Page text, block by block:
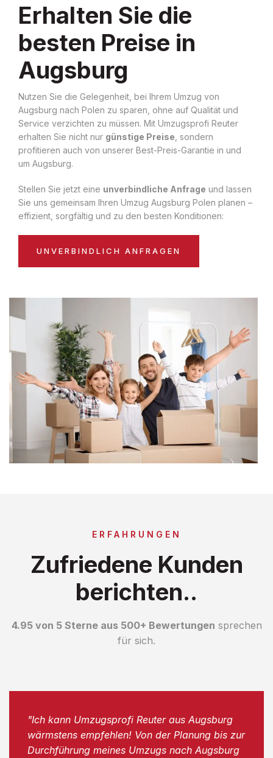
Erhalten Sie die
besten Preise in
Augsburg
Nutzen Sie die Gelegenheit, bei Ihrem Umzug von
Augsburg nach Polen zu sparen, ohne auf Qualität und
Service verzichten zu müssen. Mit Umzugsprofi Reuter
erhalten Sie nicht nur günstige Preise , sondern
profitieren auch von unserer Best-Preis-Garantie in und
um Augsburg.
Stellen Sie jetzt eine unverbindliche Anfrage und lassen
Sie uns gemeinsam Ihren Umzug Augsburg Polen planen –
effizient, sorgfältig und zu den besten Konditionen:
UNVERBINDLICH ANFRAGEN
ERFAHRUNGEN
Zufriedene Kunden
berichten..
4.95 von 5 Sterne aus 500+ Bewertungen sprechen
für sich.
"Ich kann Umzugsprofi Reuter aus Augsburg
wärmstens empfehlen! Von der Planung bis zur
Durchführung meines Umzugs nach Augsburg